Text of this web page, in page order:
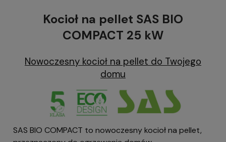
Kocioł na pellet SAS BIO
COMPACT 25 kW
Nowoczesny kocioł na pellet do Twojego
domu
SAS BIO COMPACT to nowoczesny kocioł na pellet,